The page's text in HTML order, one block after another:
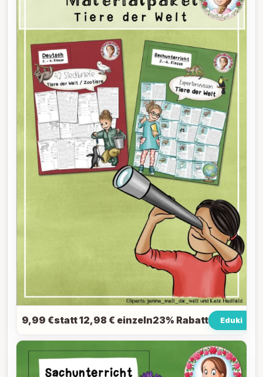
9,99 €statt 12,98 € einzeln23% Rabatt Eduki